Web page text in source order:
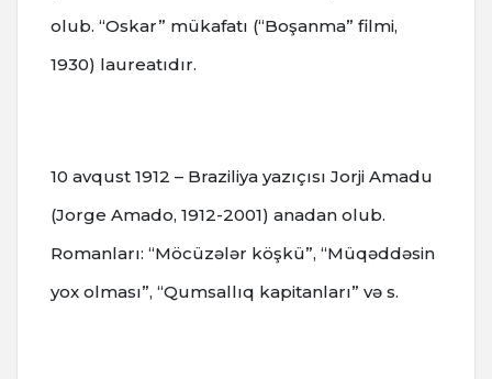
olub. “Oskar” mükafatı (“Boşanma” filmi,
1930) laureatıdır.
10 avqust 1912 – Braziliya yazıçısı Jorji Amadu
(Jorge Amado, 1912-2001) anadan olub.
Romanları: “Möcüzələr köşkü”, “Müqəddəsin
yox olması”, “Qumsallıq kapitanları” və s.